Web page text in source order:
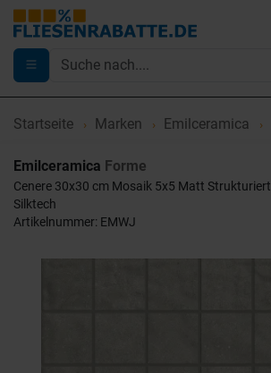
Startseite Marken Emilceramica
Emilceramica Forme
Cenere 30x30 cm Mosaik 5x5 Matt Strukturiert
Silktech
Artikelnummer: EMWJ